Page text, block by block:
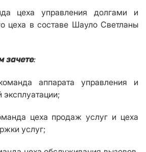
цеха управления долгами и
цеха в составе Шауло Светланы
зачете:
аппарата управления и
эксплуатации;
цеха продаж услуг и цеха
услуг;